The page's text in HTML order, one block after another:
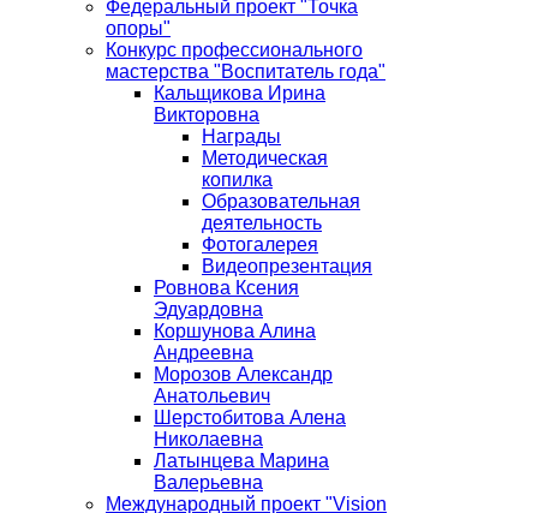
Федеральный проект "Точка
опоры"
Конкурс профессионального
мастерства "Воспитатель года"
Кальщикова Ирина
Викторовна
Награды
Методическая
копилка
Образовательная
деятельность
Фотогалерея
Видеопрезентация
Ровнова Ксения
Эдуардовна
Коршунова Алина
Андреевна
Морозов Александр
Анатольевич
Шерстобитова Алена
Николаевна
Латынцева Марина
Валерьевна
Международный проект "Vision